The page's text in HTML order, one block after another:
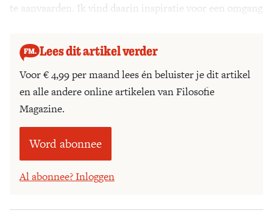
te aanvaarden. Ik vind daarin inspiratie voor een omgang
Lees dit artikel verder
Voor € 4,99 per maand lees én beluister je dit artikel
en alle andere online artikelen van Filosofie
Magazine.
Word abonnee
Al abonnee? Inloggen